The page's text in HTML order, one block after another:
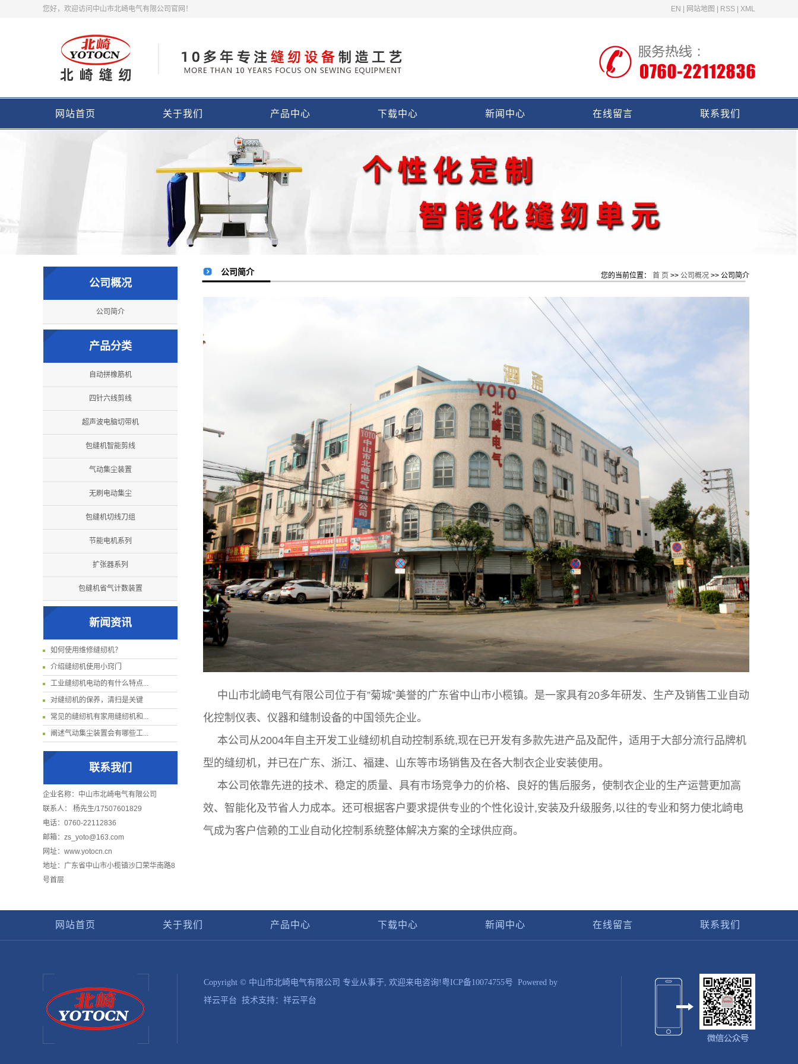
您好，欢迎访问中山市北崎电气有限公司官网！ EN 网站地图 RSS XML
网站首页 关于我们 产品中心 下载中心 新闻中心 在线留言 联系我们
公司概况
公司简介
产品分类
自动拼橡筋机
四针六线剪线
超声波电脑切带机
包缝机智能剪线
气动集尘装置
无刷电动集尘
包缝机切线刀组
节能电机系列
扩张器系列
包缝机省气计数装置
新闻资讯
如何使用维修缝纫机？
介绍缝纫机使用小窍门
工业缝纫机电动的有什么特点...
对缝纫机的保养，清扫是关键
常见的缝纫机有家用缝纫机和...
阐述气动集尘装置会有哪些工...
联系我们
企业名称：中山市北崎电气有限公司
联系人： 杨先生/17507601829
电话：0760-22112836
邮箱：zs_yoto@163.com
网址：www.yotocn.cn
地址：广东省中山市小榄镇沙口荣华南路8
号首层
公司简介 您的当前位置： 首 页 >> 公司概况 >> 公司简介
中山市北崎电气有限公司位于有”菊城”美誉的广东省中山市小榄镇。是一家具有20多年研发、生产及销售工业自动
化控制仪表、仪器和缝制设备的中国领先企业。
本公司从2004年自主开发工业缝纫机自动控制系统,现在已开发有多款先进产品及配件，适用于大部分流行品牌机
型的缝纫机，并已在广东、浙江、福建、山东等市场销售及在各大制衣企业安装使用。
本公司依靠先进的技术、稳定的质量、具有市场竞争力的价格、良好的售后服务，使制衣企业的生产运营更加高
效、智能化及节省人力成本。还可根据客户要求提供专业的个性化设计,安装及升级服务,以往的专业和努力使北崎电
气成为客户信赖的工业自动化控制系统整体解决方案的全球供应商。
网站首页 关于我们 产品中心 下载中心 新闻中心 在线留言 联系我们
Copyright © 中山市北崎电气有限公司 专业从事于, 欢迎来电咨询! 粤ICP备10074755号 Powered by
祥云平台 技术支持： 祥云平台